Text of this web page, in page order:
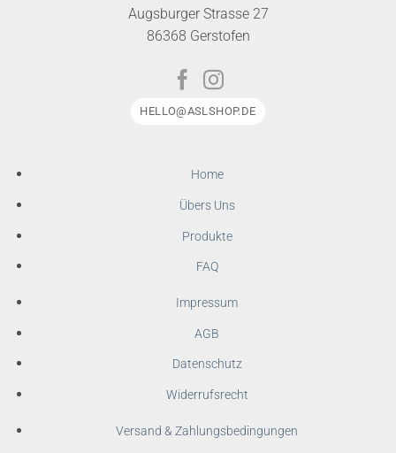
Augsburger Strasse 27
86368 Gerstofen
HELLO@ASLSHOP.DE
Home
Übers Uns
Produkte
FAQ
Impressum
AGB
Datenschutz
Widerrufsrecht
Versand & Zahlungsbedingungen